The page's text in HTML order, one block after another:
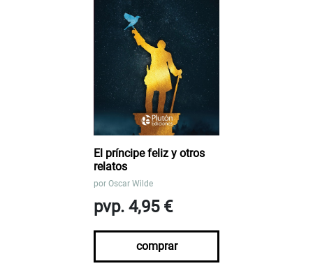
El príncipe feliz y otros
relatos
por Oscar Wilde
pvp. 4,95 €
comprar